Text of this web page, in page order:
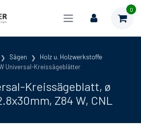
0
Sägen
Holz u. Holzwerkstoffe
Universal-Kreissägeblätter
Kreissägeblatt, ø
Z84 W, CNL